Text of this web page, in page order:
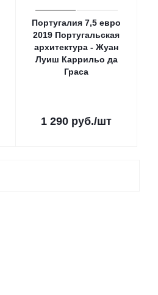
Португалия 7,5 евро
2019 Португальская
архитектура - Жуан
Луиш Каррильо да
Граса
1 290 руб./шт